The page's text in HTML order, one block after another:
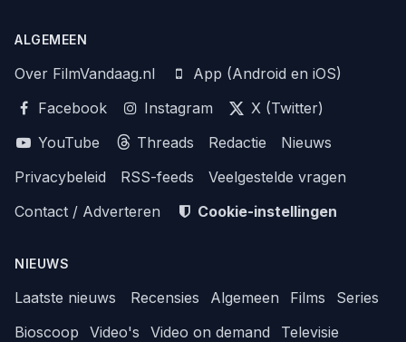
ALGEMEEN
Over FilmVandaag.nl
App (Android en iOS)
Facebook
Instagram
X (Twitter)
YouTube
Threads Redactie
Nieuws
Privacybeleid
RSS-feeds
Veelgestelde vragen
Contact / Adverteren
Cookie-instellingen
NIEUWS
Laatste nieuws Recensies Algemeen Films
Series
Bioscoop
Video's Video on demand
Televisie